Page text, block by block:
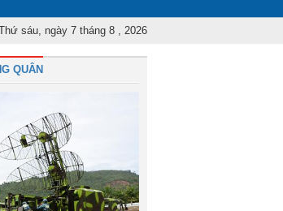
nghiệp vụ công tác kiểm tra, giám sát năm 2025
sáu, ngày 7 tháng 8 , 2026
QUÂN